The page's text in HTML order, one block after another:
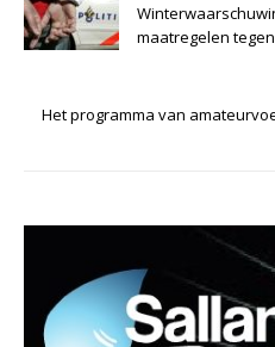
maatregelen
Het programma van